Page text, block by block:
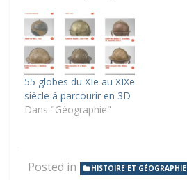
55 globes du XIe au XIXe
siècle à parcourir en 3D
Dans "Géographie"
Posted in HISTOIRE ET GÉOGRAPHIE